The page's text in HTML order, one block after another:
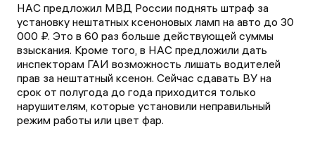
НАС предложил МВД России поднять штраф за
установку нештатных ксеноновых ламп на авто до 30
000 ₽. Это в 60 раз больше действующей суммы
взыскания. Кроме того, в НАС предложили дать
инспекторам ГАИ возможность лишать водителей
прав за нештатный ксенон. Сейчас сдавать ВУ на
срок от полугода до года приходится только
нарушителям, которые установили неправильный
режим работы или цвет фар.